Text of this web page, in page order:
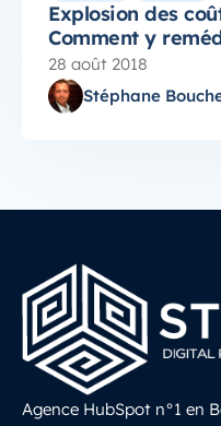
Explosion des
Comment y
28 août 2018
Stéphane
Agence HubSpot n°1 en